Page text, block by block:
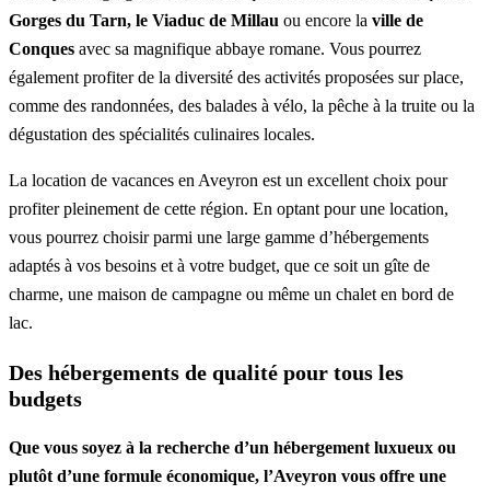
Gorges du Tarn, le Viaduc de Millau ou encore la ville de
Conques avec sa magnifique abbaye romane. Vous pourrez
également profiter de la diversité des activités proposées sur place,
comme des randonnées, des balades à vélo, la pêche à la truite ou la
dégustation des spécialités culinaires locales.
La location de vacances en Aveyron est un excellent choix pour
profiter pleinement de cette région. En optant pour une location,
vous pourrez choisir parmi une large gamme d’hébergements
adaptés à vos besoins et à votre budget, que ce soit un gîte de
charme, une maison de campagne ou même un chalet en bord de
lac.
Des hébergements de qualité pour tous les
budgets
Que vous soyez à la recherche d’un hébergement luxueux ou
plutôt d’une formule économique, l’Aveyron vous offre une